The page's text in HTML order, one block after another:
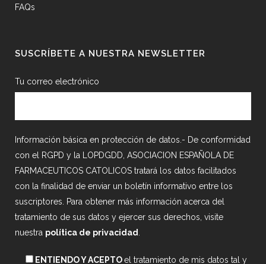
FAQs
SUSCRÍBETE A NUESTRA NEWSLETTER
Tu correo electrónico
Información básica en protección de datos.- De conformidad
con el RGPD y la LOPDGDD, ASOCIACION ESPAÑOLA DE
FARMACEUTICOS CATOLICOS tratará los datos facilitados
con la finalidad de enviar un boletín informativo entre los
suscriptores. Para obtener más información acerca del
tratamiento de sus datos y ejercer sus derechos, visite
nuestra política de privacidad
ENTIENDO Y ACEPTOel tratamiento de mis datos tal y